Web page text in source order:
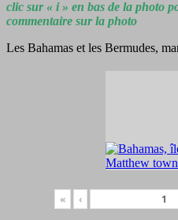
clic sur « i » en bas de la photo
commentaire sur la photo
Les Bahamas et les Bermudes,
« ‹